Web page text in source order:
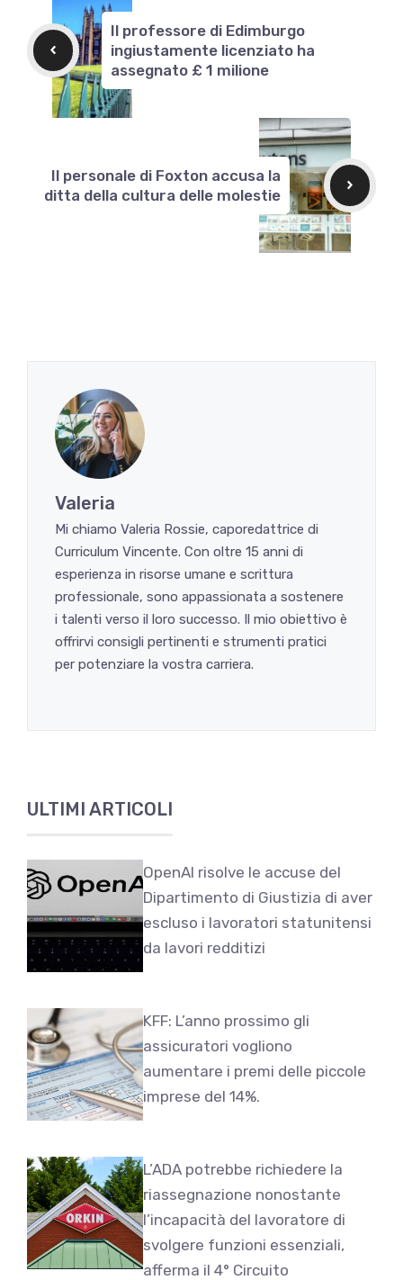
Il professore di Edimburgo
ingiustamente licenziato ha
assegnato £ 1 milione
Il personale di Foxton accusa la
ditta della cultura delle molestie
Valeria
Mi chiamo Valeria Rossie, caporedattrice di
Curriculum Vincente. Con oltre 15 anni di
esperienza in risorse umane e scrittura
professionale, sono appassionata a sostenere
i talenti verso il loro successo. Il mio obiettivo è
offrirvi consigli pertinenti e strumenti pratici
per potenziare la vostra carriera.
ULTIMI ARTICOLI
OpenAI risolve le accuse del
Dipartimento di Giustizia di aver
escluso i lavoratori statunitensi
da lavori redditizi
KFF: L’anno prossimo gli
assicuratori vogliono
aumentare i premi delle piccole
imprese del 14%.
L’ADA potrebbe richiedere la
riassegnazione nonostante
l’incapacità del lavoratore di
svolgere funzioni essenziali,
afferma il 4° Circuito